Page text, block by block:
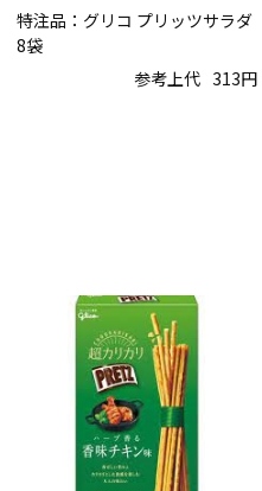
特注品：グリコ プリッツサラダ
8袋
参考上代 313円